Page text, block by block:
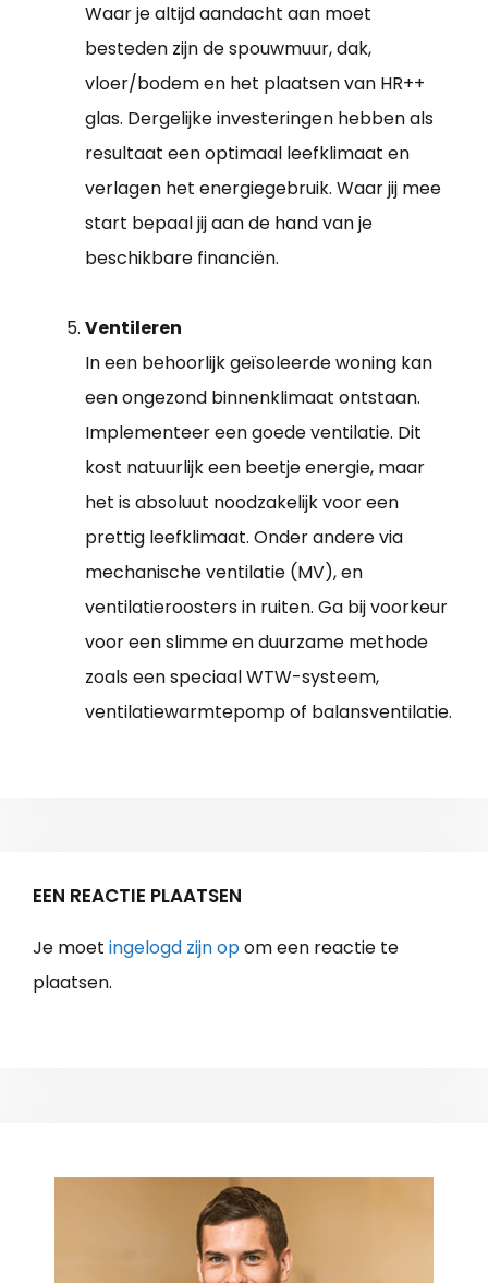
Waar je altijd aandacht aan moet
besteden zijn de spouwmuur, dak,
vloer/bodem en het plaatsen van HR++
glas. Dergelijke investeringen hebben als
resultaat een optimaal leefklimaat en
verlagen het energiegebruik. Waar jij mee
start bepaal jij aan de hand van je
beschikbare financiën.
Ventileren
In een behoorlijk geïsoleerde woning kan
een ongezond binnenklimaat ontstaan.
Implementeer een goede ventilatie. Dit
kost natuurlijk een beetje energie, maar
het is absoluut noodzakelijk voor een
prettig leefklimaat. Onder andere via
mechanische ventilatie (MV), en
ventilatieroosters in ruiten. Ga bij voorkeur
voor een slimme en duurzame methode
zoals een speciaal WTW-systeem,
ventilatiewarmtepomp of balansventilatie.
EEN REACTIE PLAATSEN
Je moet ingelogd zijn opom een reactie te
plaatsen.